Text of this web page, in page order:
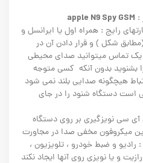
:
apple N9 Spy GSM
رایج : همراه اول يا ايرانسل و
شکل ) و قرار دادن آن در
یک تماس میتوانید صدای محيطی
بشنويد بدون آنکه کسی متوجه
هيچگونه صدایی بلند نمی شود
است دستگاه شنود را در جای
آی سی نویزگیری بر روی دستگاه
میکروفون مخفی صدا در مجاورت
و ضبط خودرو ، تلویزیون ،
و یا نویزی روی آنها ایجاد نکند